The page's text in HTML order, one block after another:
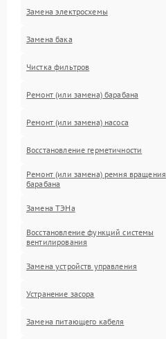
Замена электросхемы
Замена бака
Чистка фильтров
Ремонт (или замена) барабана
Ремонт (или замена) насоса
Восстановление герметичности
Ремонт (или замена) ремня вращения
барабана
Замена ТЭНа
Восстановление функций системы
вентилирования
Замена устройств управления
Устранение засора
Замена питающего кабеля